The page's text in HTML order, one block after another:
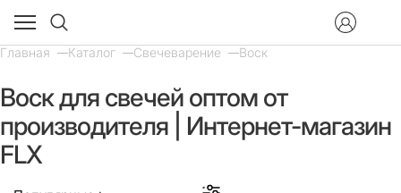
Главная Каталог Свечеварение Воск
Воск для свечей оптом от
производителя | Интернет-магазин
FLX